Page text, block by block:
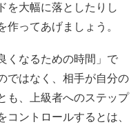
を大幅に落としたりし
ってあげましょう。
くなるための時間」で
ではなく、相手が自分の
も、上級者へのステップ
ントロールするとは、